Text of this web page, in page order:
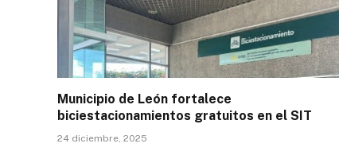
Municipio de León fortalece
biciestacionamientos gratuitos en el SIT
24 diciembre, 2025